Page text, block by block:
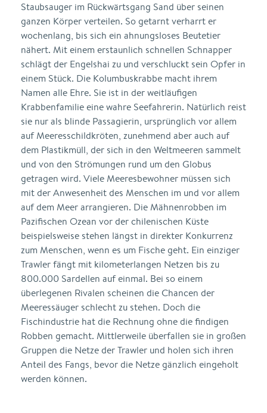
Staubsauger im Rückwärtsgang Sand über seinen
ganzen Körper verteilen. So getarnt verharrt er
wochenlang, bis sich ein ahnungsloses Beutetier
nähert. Mit einem erstaunlich schnellen Schnapper
schlägt der Engelshai zu und verschluckt sein Opfer in
einem Stück. Die Kolumbuskrabbe macht ihrem
Namen alle Ehre. Sie ist in der weitläufigen
Krabbenfamilie eine wahre Seefahrerin. Natürlich reist
sie nur als blinde Passagierin, ursprünglich vor allem
auf Meeresschildkröten, zunehmend aber auch auf
dem Plastikmüll, der sich in den Weltmeeren sammelt
und von den Strömungen rund um den Globus
getragen wird. Viele Meeresbewohner müssen sich
mit der Anwesenheit des Menschen im und vor allem
auf dem Meer arrangieren. Die Mähnenrobben im
Pazifischen Ozean vor der chilenischen Küste
beispielsweise stehen längst in direkter Konkurrenz
zum Menschen, wenn es um Fische geht. Ein einziger
Trawler fängt mit kilometerlangen Netzen bis zu
800.000 Sardellen auf einmal. Bei so einem
überlegenen Rivalen scheinen die Chancen der
Meeressäuger schlecht zu stehen. Doch die
Fischindustrie hat die Rechnung ohne die findigen
Robben gemacht. Mittlerweile überfallen sie in großen
Gruppen die Netze der Trawler und holen sich ihren
Anteil des Fangs, bevor die Netze gänzlich eingeholt
werden können.